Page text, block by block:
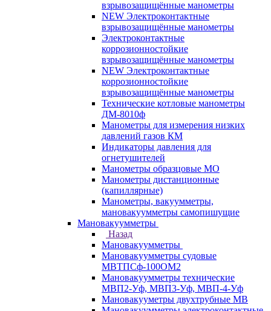
взрывозащищённые манометры
NEW Электроконтактные
взрывозащищённые манометры
Электроконтактные
коррозионностойкие
взрывозащищённые манометры
NEW Электроконтактные
коррозионностойкие
взрывозащищённые манометры
Технические котловые манометры
ДМ-8010ф
Манометры для измерения низких
давлений газов КМ
Индикаторы давления для
огнетушителей
Манометры образцовые МО
Манометры дистанционные
(капиллярные)
Манометры, вакуумметры,
мановакуумметры самопишущие
Мановакуумметры
Назад
Мановакуумметры
Мановакуумметры судовые
МВТПСф-100ОМ2
Мановакуумметры технические
МВП2-Уф, МВП3-Уф, МВП-4-Уф
Мановакууметры двухтрубные МВ